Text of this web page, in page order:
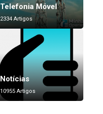
Telefonia Móvel
2334 Artigos
Notícias
10955 Artigos